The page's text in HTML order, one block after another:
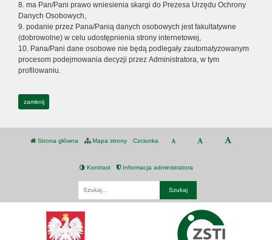
8. ma Pan/Pani prawo wniesienia skargi do Prezesa Urzędu Ochrony
Danych Osobowych,
9. podanie przez Pana/Panią danych osobowych jest fakultatywne
(dobrowolne) w celu udostępnienia strony internetowej,
10. Pana/Pani dane osobowe nie będą podlegały zautomatyzowanym
procesom podejmowania decyzji przez Administratora, w tym
profilowaniu.
zamknij
Strona główna Mapa strony Czcionka
Kontrast Informacja administratora